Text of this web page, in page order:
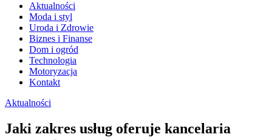
Aktualności
Moda i styl
Uroda i Zdrowie
Biznes i Finanse
Dom i ogród
Technologia
Motoryzacja
Kontakt
Aktualności
Jaki zakres usług oferuje kancelaria